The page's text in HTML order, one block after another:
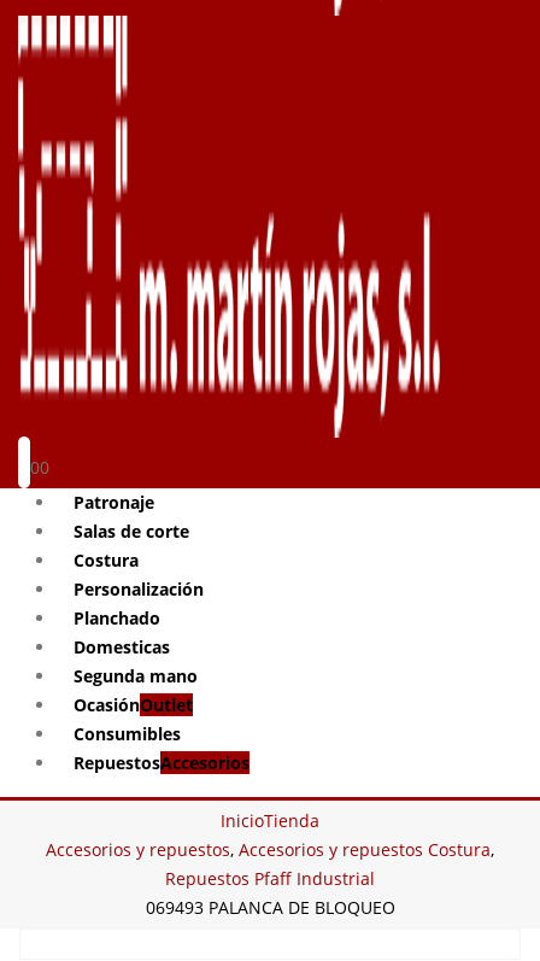
00
Patronaje
Salas de corte
Costura
Personalización
Planchado
Domesticas
Segunda mano
OcasiónOutlet
Consumibles
RepuestosAccesorios
InicioTienda
Accesorios y repuestos, Accesorios y repuestos Costura,
Repuestos Pfaff Industrial
069493 PALANCA DE BLOQUEO